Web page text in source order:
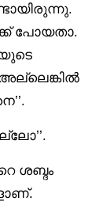
പോയതാ.
ശബ്ദം